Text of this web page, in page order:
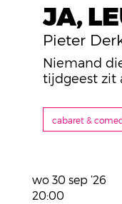
JA,
Pieter
Niemand
tijdgeest zit
cabaret &
wo 30 sep ’26
20:00